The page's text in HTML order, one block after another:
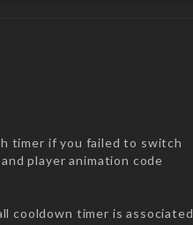
timer if you failed to switch
player animation code
cooldown timer is associated